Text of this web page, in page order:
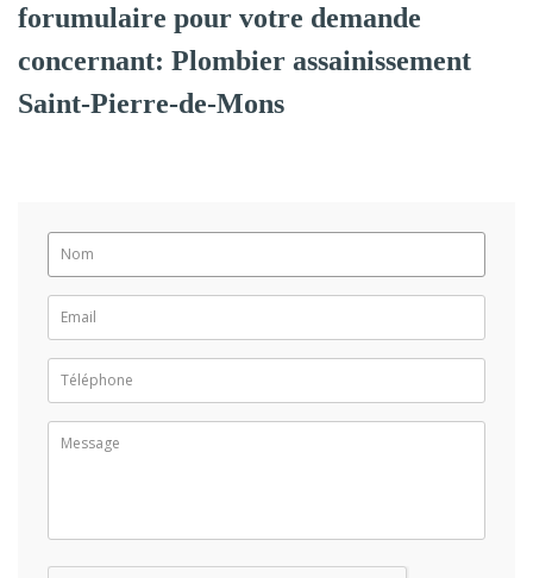
forumulaire pour votre demande
concernant: Plombier assainissement
Saint-Pierre-de-Mons